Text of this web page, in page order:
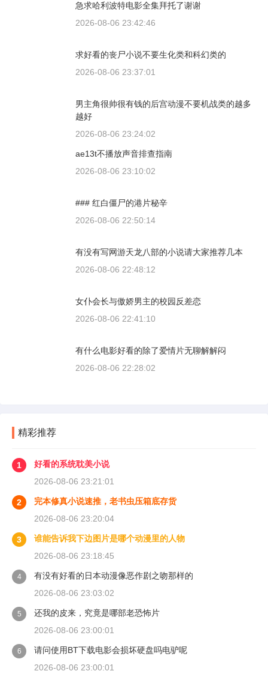
急求哈利波特电影全集拜托了谢谢
2026-08-06 23:42:46
求好看的丧尸小说不要生化类和科幻类的
2026-08-06 23:37:01
男主角很帅很有钱的后宫动漫不要机战类的越多
越好
2026-08-06 23:24:02
ae13t不播放声音排查指南
2026-08-06 23:10:02
### 红白僵尸的港片秘辛
2026-08-06 22:50:14
有没有写网游天龙八部的小说请大家推荐几本
2026-08-06 22:48:12
女仆会长与傲娇男主的校园反差恋
2026-08-06 22:41:10
有什么电影好看的除了爱情片无聊解解闷
2026-08-06 22:28:02
精彩推荐
1
好看的系统耽美小说
2026-08-06 23:21:01
2
完本修真小说速推，老书虫压箱底存货
2026-08-06 23:20:04
3
谁能告诉我下边图片是哪个动漫里的人物
2026-08-06 23:18:45
4
有没有好看的日本动漫像恶作剧之吻那样的
2026-08-06 23:03:02
5
还我的皮来，究竟是哪部老恐怖片
2026-08-06 23:00:01
6
请问使用BT下载电影会损坏硬盘吗电驴呢
2026-08-06 23:00:01